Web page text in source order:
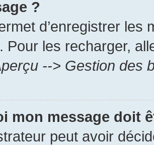
?
d’enregistrer
Pour les recharger,
--> Gestion des
mon message doit
peut avoir